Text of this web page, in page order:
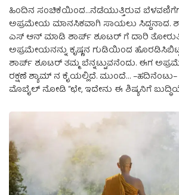
ಹಿಂದಿನ ಸಂಚಿಕೆಯಿಂದ…ನೆಡೆಯುತ್ತಿರುವ
ಅಪ್ರಮೇಯ ಮಾನಸಿಕವಾಗಿ ಸಾಯಲು ಸಿದ್ದನಾದ.
ಎಸ್ ಆನ್ ಮಾಡಿ ಶಾರ್ಪ್ ಶೂಟರ್ ಗೆ ದಾರಿ
ಅಪ್ರಮೇಯನನ್ನು ಕೃಷ್ಣನ ಗುಡಿಯಿಂದ
ಶಾರ್ಪ್‌ ಶೂಟರ್‌ ತಮ್ಮ ಬೆನ್ನಟ್ಟುವನೆಂದು. ಈಗ
ರಕ್ಷಣೆ ಶ್ಯಾಮ್ ನ ಕೈಯಲ್ಲಿದೆ. ಮುಂದೆ… –ಹದಿನೆಂಟು–
ಮೊಬೈಲ್‌ ನೋಡಿ “ಛೇ, ಇದೇನು ಈ ಶಿಷ್ಯನಿಗೆ